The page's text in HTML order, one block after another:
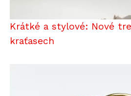
Krátké a stylové: Nové
kraťasech